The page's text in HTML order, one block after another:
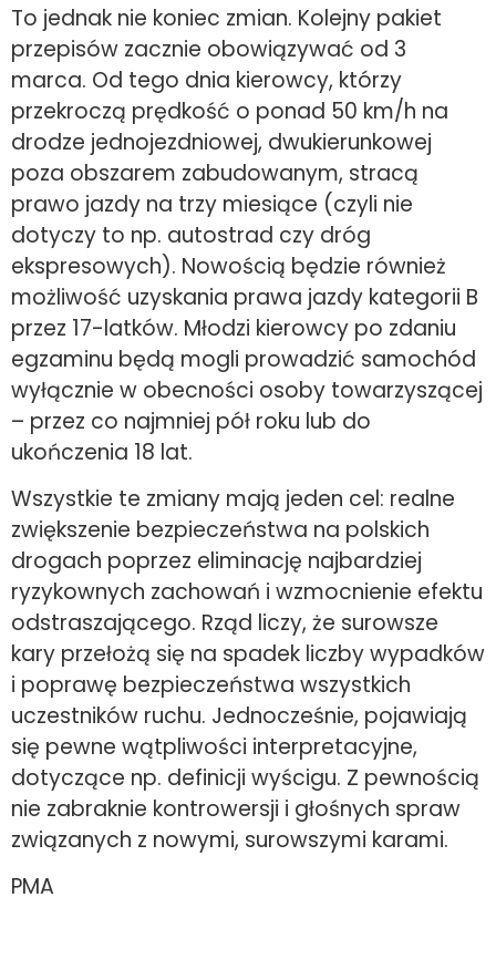
To jednak nie koniec zmian. Kolejny pakiet
przepisów zacznie obowiązywać od 3
marca. Od tego dnia kierowcy, którzy
przekroczą prędkość o ponad 50 km/h na
drodze jednojezdniowej, dwukierunkowej
poza obszarem zabudowanym, stracą
prawo jazdy na trzy miesiące (czyli nie
dotyczy to np. autostrad czy dróg
ekspresowych). Nowością będzie również
możliwość uzyskania prawa jazdy kategorii B
przez 17-latków. Młodzi kierowcy po zdaniu
egzaminu będą mogli prowadzić samochód
wyłącznie w obecności osoby towarzyszącej
– przez co najmniej pół roku lub do
ukończenia 18 lat.
Wszystkie te zmiany mają jeden cel: realne
zwiększenie bezpieczeństwa na polskich
drogach poprzez eliminację najbardziej
ryzykownych zachowań i wzmocnienie efektu
odstraszającego. Rząd liczy, że surowsze
kary przełożą się na spadek liczby wypadków
i poprawę bezpieczeństwa wszystkich
uczestników ruchu. Jednocześnie, pojawiają
się pewne wątpliwości interpretacyjne,
dotyczące np. definicji wyścigu. Z pewnością
nie zabraknie kontrowersji i głośnych spraw
związanych z nowymi, surowszymi karami.
PMA